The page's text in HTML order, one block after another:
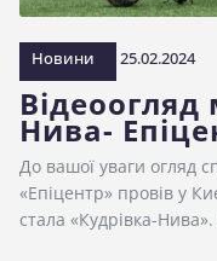
Новини 25.02.2024
Відеоогляд
Нива-
До вашої уваги огляд
«Епіцентр» провів у
стала «Кудрівка-